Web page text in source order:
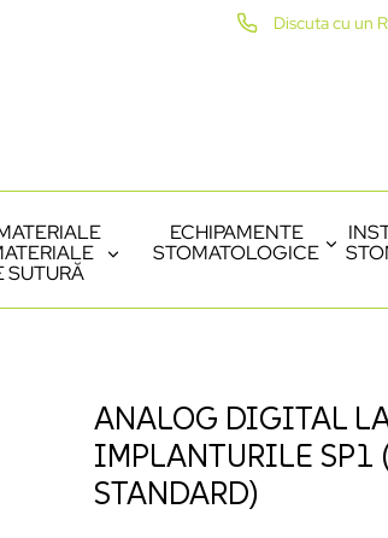
Discuta cu un
SUTURĂ
ECHIPAMENTE
STOMATOLOGICE
ANALOG DIGITAL
IMPLANTURILE SP1
STANDARD)